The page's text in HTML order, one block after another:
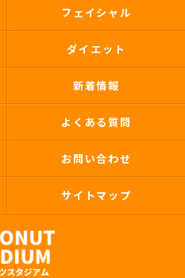
フェイシャル
ダイエット
新着情報
よくある質問
お問い合わせ
サイトマップ